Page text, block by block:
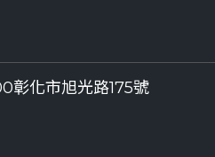
化市旭光路175號